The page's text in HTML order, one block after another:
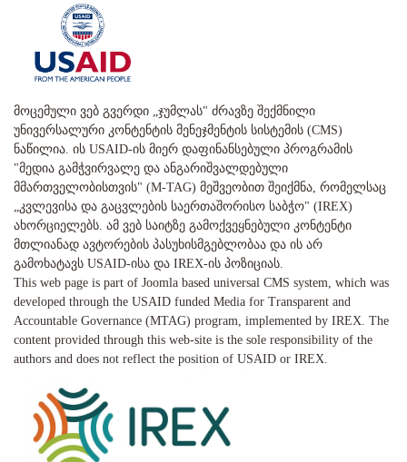
მოცემული ვებ გვერდი „ჯუმლას" ძრავზე შექმნილი
უნივერსალური კონტენტის მენეჯმენტის სისტემის (CMS)
ნაწილია. ის USAID-ის მიერ დაფინანსებული პროგრამის
"მედია გამჭვირვალე და ანგარიშვალდებული
მმართველობისთვის" (M-TAG) მეშვეობით შეიქმნა, რომელსაც
„კვლევისა და გაცვლების საერთაშორისო საბჭო" (IREX)
ახორციელებს. ამ ვებ საიტზე გამოქვეყნებული კონტენტი
მთლიანად ავტორების პასუხისმგებლობაა და ის არ
გამოხატავს USAID-ისა და IREX-ის პოზიციას.
This web page is part of Joomla based universal CMS system, which was
developed through the USAID funded Media for Transparent and
Accountable Governance (MTAG) program, implemented by IREX. The
content provided through this web-site is the sole responsibility of the
authors and does not reflect the position of USAID or IREX.